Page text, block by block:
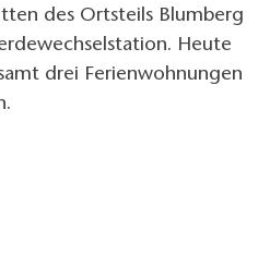
des Ortsteils Blumberg
Heute
drei Ferienwohnungen